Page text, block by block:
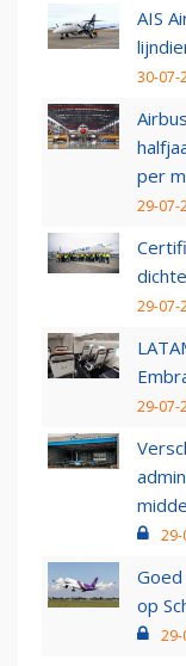
AIS
30-07-
per
29-07-
29-07-
29-07-
29-
op
29-